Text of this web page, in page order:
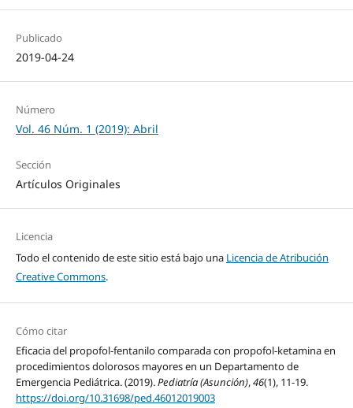
Publicado
2019-04-24
Número
Vol. 46 Núm. 1 (2019): Abril
Sección
Artículos Originales
Licencia
Todo el contenido de este sitio está bajo una Licencia de Atribución
Creative Commons.
Cómo citar
Eficacia del propofol-fentanilo comparada con propofol-ketamina en
procedimientos dolorosos mayores en un Departamento de
Emergencia Pediátrica. (2019).Pediatría (Asunción),46(1), 11-19.
https://doi.org/10.31698/ped.46012019003